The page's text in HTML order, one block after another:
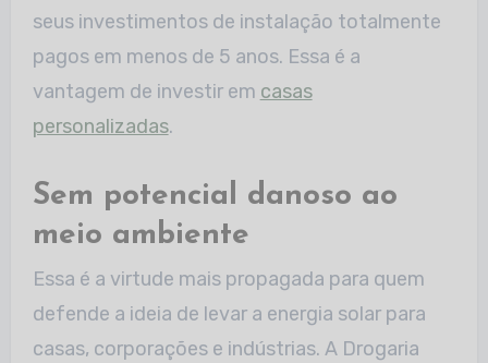
seus investimentos de instalação totalmente
pagos em menos de 5 anos. Essa é a
vantagem de investir em casas
personalizadas.
Sem potencial danoso ao
meio ambiente
Essa é a virtude mais propagada para quem
defende a ideia de levar a energia solar para
casas, corporações e indústrias. A Drogaria